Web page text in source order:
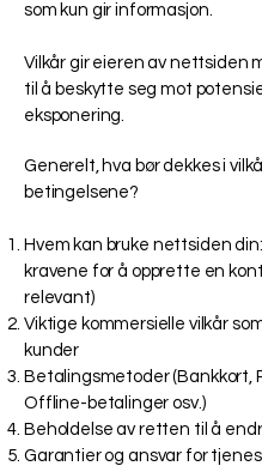
som kun gir informasjon.
Vilkår gir eieren av nettsiden
til å beskytte seg mot
eksponering.
Generelt, hva bør dekkes i
betingelsene?
Hvem kan bruke nettsiden
kravene for å opprette en
relevant)
Viktige kommersielle vilkår
kunder
Betalingsmetoder (Bankkort,
Offline-betalinger osv.)
Beholdelse av retten til å
Garantier og ansvar for